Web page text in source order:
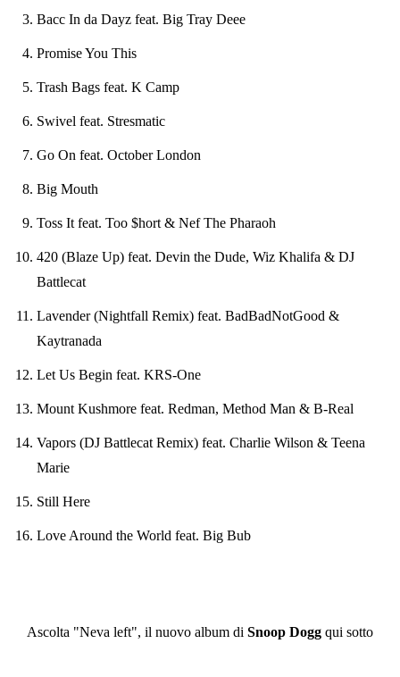
Bacc In da Dayz feat. Big Tray Deee
Promise You This
Trash Bags feat. K Camp
Swivel feat. Stresmatic
Go On feat. October London
Big Mouth
Toss It feat. Too $hort & Nef The Pharaoh
420 (Blaze Up) feat. Devin the Dude, Wiz Khalifa & DJ
Battlecat
Lavender (Nightfall Remix) feat. BadBadNotGood &
Kaytranada
Let Us Begin feat. KRS-One
Mount Kushmore feat. Redman, Method Man & B-Real
Vapors (DJ Battlecat Remix) feat. Charlie Wilson & Teena
Marie
Still Here
Love Around the World feat. Big Bub
Ascolta "Neva left", il nuovo album di Snoop Dogg qui sotto